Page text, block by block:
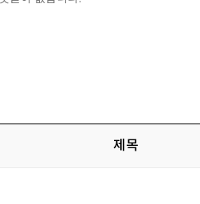
제목